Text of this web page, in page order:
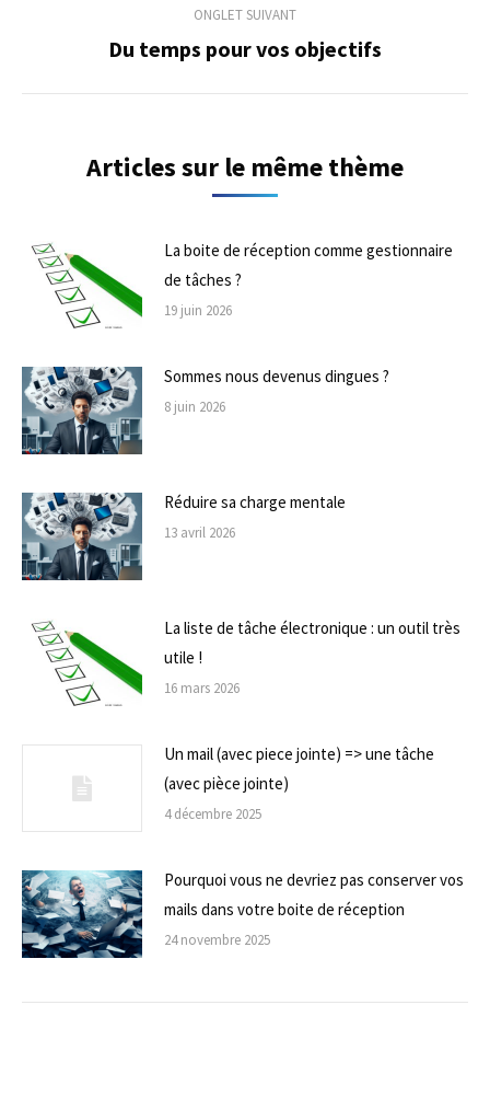
ONGLET SUIVANT
Onglet
Du temps pour vos objectifs
Articles sur le même thème
La boite de réception comme gestionnaire
de tâches ?
19 juin 2026
Sommes nous devenus dingues ?
8 juin 2026
Réduire sa charge mentale
13 avril 2026
La liste de tâche électronique : un outil très
utile !
16 mars 2026
Un mail (avec piece jointe) => une tâche
(avec pièce jointe)
4 décembre 2025
Pourquoi vous ne devriez pas conserver vos
mails dans votre boite de réception
24 novembre 2025